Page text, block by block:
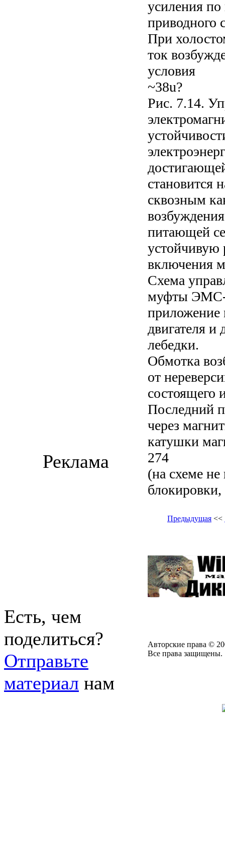
усиления
приводного
При
ток
условия
~38u?
Рис. 7.14.
становится
сквозным
питающей
устойчивую
включения
Схема
муфты ЭМС-
приложение
двигателя и
лебедки.
Обмотка
от
состоящего
Последний
через
катушки
274
(на схеме
Предыдущая <<
Реклама
Есть, чем
поделиться?
Отправьте
материал нам
Авторские права ©
Все права защищены.